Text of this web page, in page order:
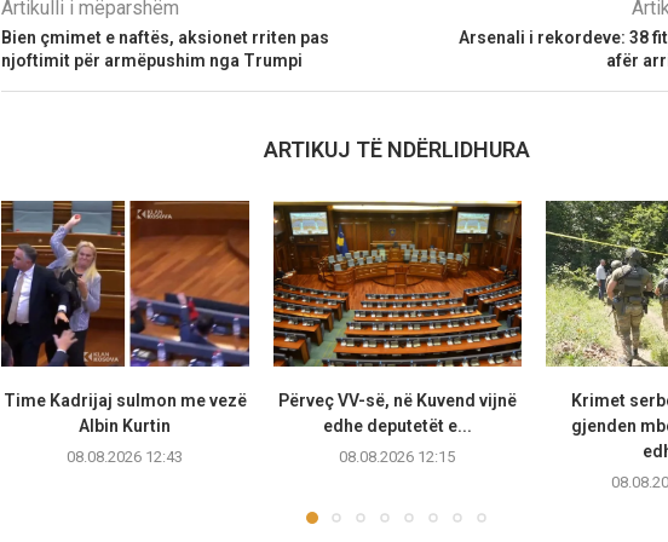
Artikulli i mëparshëm
Bien çmimet e naftës, aksionet rriten pas
njoftimit për armëpushim nga Trumpi
Arsenali i rekordeve: 38
afër
ARTIKUJ TË NDËRLIDHURA
Time Kadrijaj sulmon me vezë
Albin Kurtin
08.08.2026 12:43
Përveç VV-së, në Kuvend vijnë
edhe deputetët e...
08.08.2026 12:15
Krimet
gjenden